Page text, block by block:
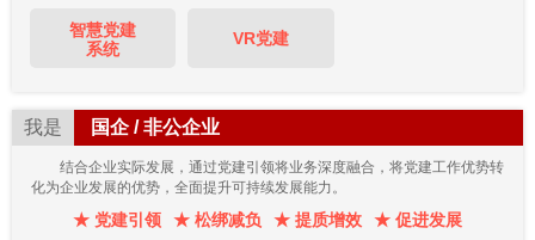
智慧党建
系统
VR党建
我是 国企 / 非公企业
结合企业实际发展，通过党建引领将业务深度融合，将党建工作优势转
化为企业发展的优势，全面提升可持续发展能力。
★ 党建引领 ★ 松绑减负 ★ 提质增效 ★ 促进发展